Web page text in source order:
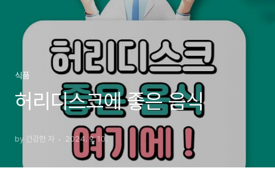
식품
허리디스크에 좋은 음식
by 건강한 자 2024. 9. 10.